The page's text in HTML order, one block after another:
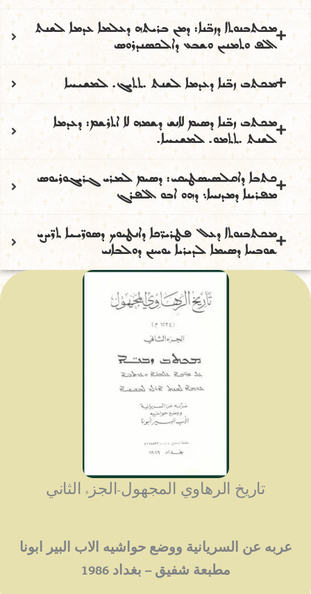
ܡܟܬܒܢܘܬܐ ܕܙܒ̈ܢܐ: ܕܡܢ ܒܪܝܬܗ ܕܥܠܡܐ ܥܕܡܐ ܠܫܢܬ
ܐܠܦ ܘܬܡܢܝܢ ܘܫܒܥ ܕܐܠܟܣܢܕܪܘܣ
ܡܟܬܒ ܙܒ̈ܢܐ ܕܥܕܡܐ ܠܫܢܬ .ܬܬܝܓ. ܠܡܫܝܚܐ
ܡܟܬܒ ܙܒ̈ܢܐ ܕܣܝܡ ܠܐܢܫ ܕܫܡܗ ܠܐ ܐܬܪܫܡ: ܕܥܕܡܐ
ܠܫܢܬ .ܬܬܡܘ. ܠܡܫܝܚܐ.
ܟܬܒܐ ܕܐܩܠܣܝܣܛܝܩܝ: ܕܣܝܡ ܠܡܪܝ ܓܪܝܓܘܪܝܘܣ
ܡܦܪܝܢܐ ܕܡܕܢܚܐ܆ ܕܗܘ ܐܒܘ ܐܠܦܪܓ
ܡܟܬܒܢܘܬܐ ܕܥܠ ܦܛܪܝܪ̈ܟܐ ܕܐܢܛܝܘܟ ܕܣܘܪ̈ܝܝܐ ܬܪ̈ܝܨܝ
ܫܘܒܚܐ ܕܣܝܡܐ ܠܕܝܪܝܐ ܝܘܚܢܢ ܕܘܠܒܐܢܝ
تاريخ الرهاوي المجهول-الجزء الثاني
عربه عن السريانية ووضع حواشيه الاب البير ابونا
مطبعة شفيق – بغداد 1986